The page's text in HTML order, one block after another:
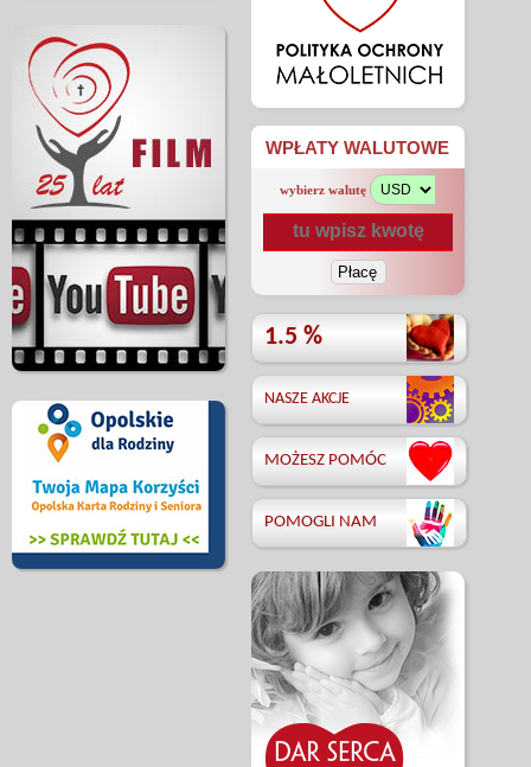
WPŁATY WALUTOWE
wybierz walutę
1.5 %
NASZE AKCJE
MOŻESZ POMÓC
POMOGLI NAM